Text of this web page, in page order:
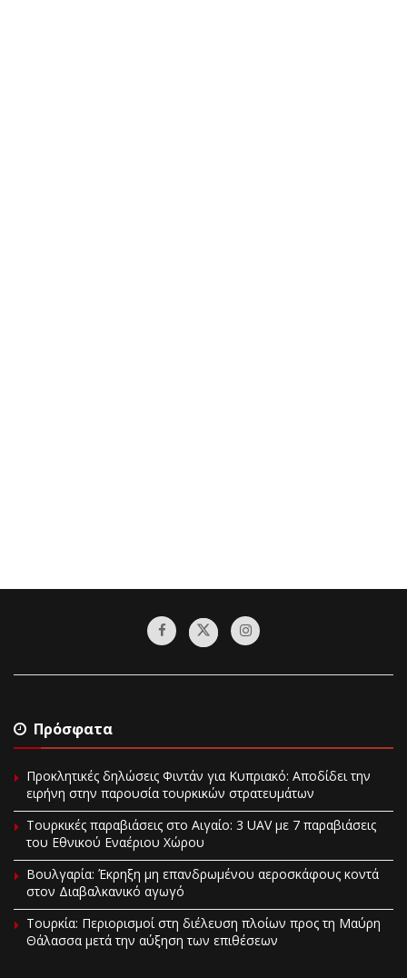
Πρόσφατα
Προκλητικές δηλώσεις Φιντάν για Κυπριακό: Αποδίδει την
ειρήνη στην παρουσία τουρκικών στρατευμάτων
Τουρκικές παραβιάσεις στο Αιγαίο: 3 UAV με 7 παραβιάσεις
του Εθνικού Εναέριου Χώρου
Βουλγαρία: Έκρηξη μη επανδρωμένου αεροσκάφους κοντά
στον Διαβαλκανικό αγωγό
Τουρκία: Περιορισμοί στη διέλευση πλοίων προς τη Μαύρη
Θάλασσα μετά την αύξηση των επιθέσεων